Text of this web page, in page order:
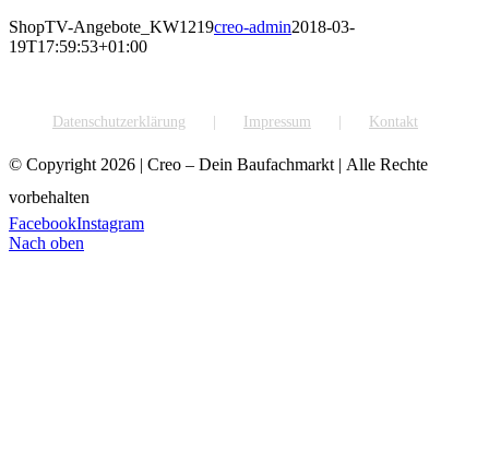
ShopTV-Angebote_KW1219creo-admin2018-03-
19T17:59:53+01:00
Datenschutzerklärung Impressum Kontakt
© Copyright 2026 | Creo – Dein Baufachmarkt | Alle Rechte
vorbehalten
FacebookInstagram
Nach oben